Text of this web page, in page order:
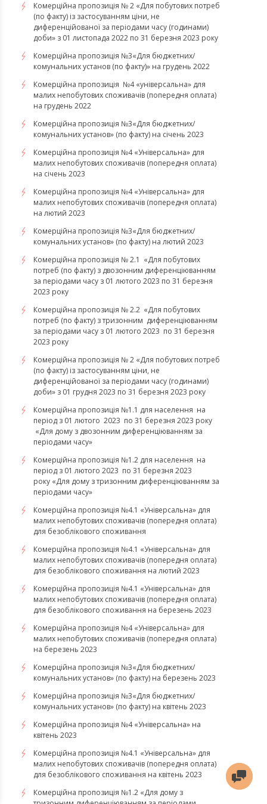
Комерційна пропозиція № 2 «Для побутових потреб
(по факту) із застосуванням ціни, не
диференційованої за періодами часу (годинами)
доби» з 01 листопада 2022 по 31 березня 2023 року
Комерційна пропозиція №3«Для бюджетних/
комунальних установ (по факту)» на грудень 2022
Комерційна пропозиція №4 «універсальна» для
малих непобутових споживачів (попередня оплата)
на грудень 2022
​​​​​​​Комерційна пропозиція №3«Для бюджетних/
комунальних установ» (по факту) на січень 2023
​​​​​​​Комерційна пропозиція №4 «Універсальна» для
малих непобутових споживачів (попередня оплата)
на січень 2023
​​​​​​​Комерційна пропозиція №4 «Універсальна» для
малих непобутових споживачів (попередня оплата)
на лютий 2023
Комерційна пропозиція №3«Для бюджетних/
комунальних установ» (по факту) на лютий 2023
Комерційна пропозиція № 2.1 «Для побутових
потреб (по факту) з двозонним диференціюванням
за періодами часу з 01 лютого 2023 по 31 березня
2023 року
Комерційна пропозиція № 2.2 «Для побутових
потреб (по факту) з тризонним диференціюванням
за періодами часу з 01 лютого 2023 по 31 березня
2023 року
Комерційна пропозиція № 2 «Для побутових потреб
(по факту) із застосуванням ціни, не
диференційованої за періодами часу (годинами)
доби» з 01 грудня 2023 по 31 березня 2023 року
Комерційна пропозиція №1.1 для населення на
період з 01 лютого 2023 по 31 березня 2023 року
«Для дому з двозонним диференціюванням за
періодами часу»
Комерційна пропозиція №1.2 для населення на
період з 01 лютого 2023 по 31 березня 2023
року «Для дому з тризонним диференціюванням за
періодами часу»
​​​​​​​Комерційна пропозиція №4.1 «Універсальна» для
малих непобутових споживачів (попередня оплата)
для безоблікового споживання
Комерційна пропозиція №4.1 «Універсальна» для
малих непобутових споживачів (попередня оплата)
для безоблікового споживання на лютий 2023
Комерційна пропозиція №4.1 «Універсальна» для
малих непобутових споживачів (попередня оплата)
для безоблікового споживання на березень 2023
​​​​​​​Комерційна пропозиція №4 «Універсальна» для
малих непобутових споживачів (попередня оплата)
на березень 2023
​​​​​​​Комерційна пропозиція №3«Для бюджетних/
комунальних установ» (по факту) на березень 2023
Комерційна пропозиція №3«Для бюджетних/
комунальних установ» (по факту) на квітень 2023
Комерційна пропозиція №4 «Універсальна» на
квітень 2023
Комерційна пропозиція №4.1 «Універсальна» для
малих непобутових споживачів (попередня оплата)
для безоблікового споживання на квітень 2023
Комерційна пропозиція №1.2 «Для дому з